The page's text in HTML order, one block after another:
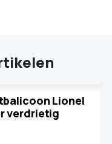
Lionel
verdrietig